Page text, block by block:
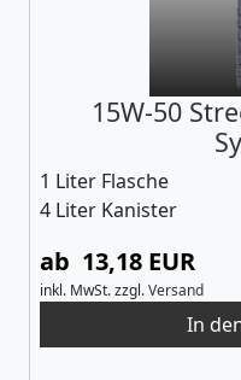
15W-50
1 Liter Flasche
4 Liter Kanister
ab 13,18 EUR
inkl. MwSt.zzgl.Versand